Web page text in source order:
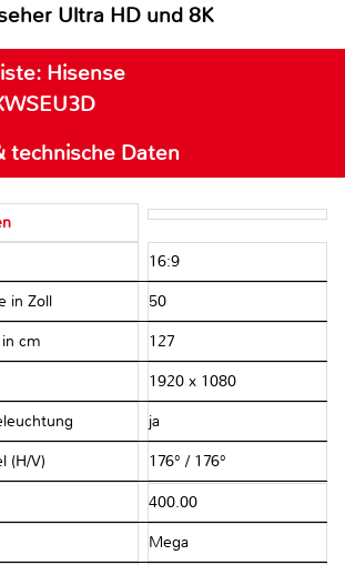
Ultra HD und 8K
Hisense
technische Daten
16:9
in Zoll 50
cm 127
1920 x 1080
ja
(H/V) 176° / 176°
400.00
Mega